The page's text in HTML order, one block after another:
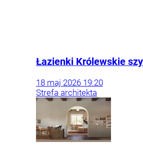
Łazienki Królewskie
18 maj 2026 19:20
Strefa architekta